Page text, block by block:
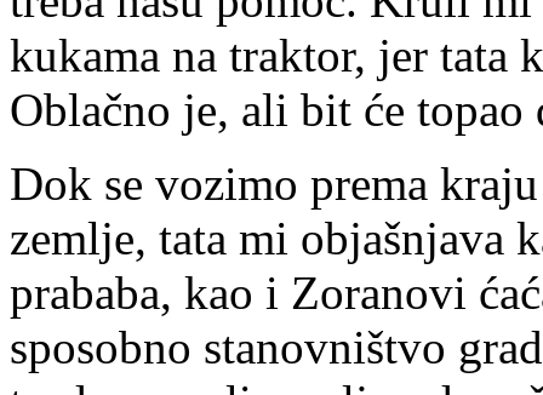
kukama na traktor, jer tata
Oblačno je, ali bit će
Dok se vozimo prema
zemlje, tata mi objašnjava
prababa, kao i Zoranovi
sposobno stanovništvo